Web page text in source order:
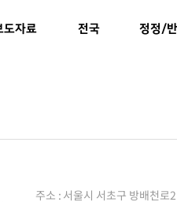
도자료 전국 정정/
주소 : 서울시 서초구 방배천